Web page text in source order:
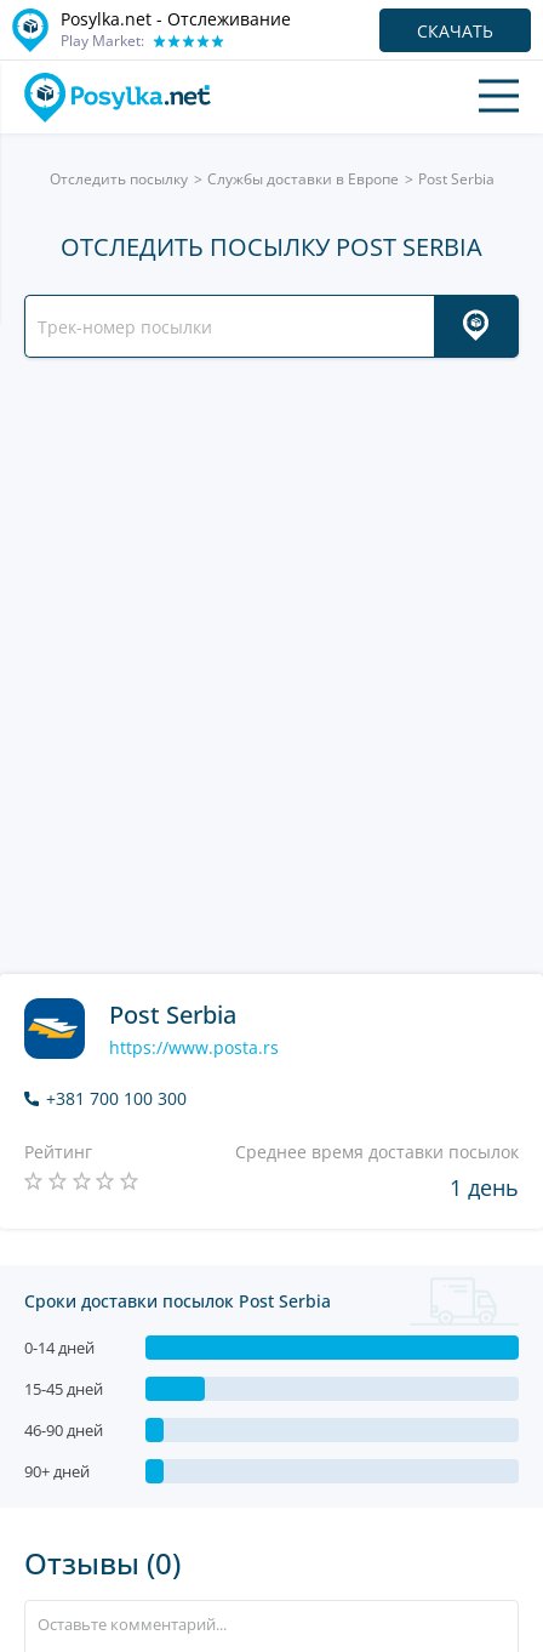
Posylka.net - Отслеживание
Play Market: СКАЧАТЬ
Отследить посылку Службы доставки в Европе Post Serbia
ОТСЛЕДИТЬ ПОСЫЛКУ POST SERBIA
Post Serbia
https://www.posta.rs
+381 700 100 300
Рейтинг Среднее время доставки посылок
1 день
Сроки доставки посылок Post Serbia
0-14 дней
15-45 дней
46-90 дней
90+ дней
Отзывы (0)